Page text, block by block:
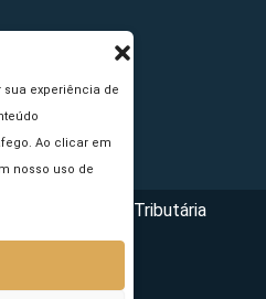
experiência de
Ao clicar em
nosso uso de
da Reforma Tributária